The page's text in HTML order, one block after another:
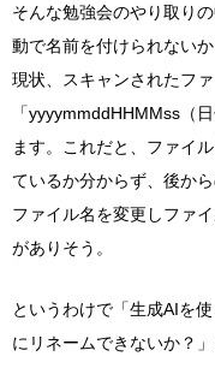
そんな勉強会のやり取り
動で名前を付けられない
現状、スキャンされたフ
「yyyymmddHHMMss（
ます。これだと、ファイ
ているか分からず、後か
ファイル名を変更しファ
がありそう。
というわけで「生成AIを
にリネームできないか？